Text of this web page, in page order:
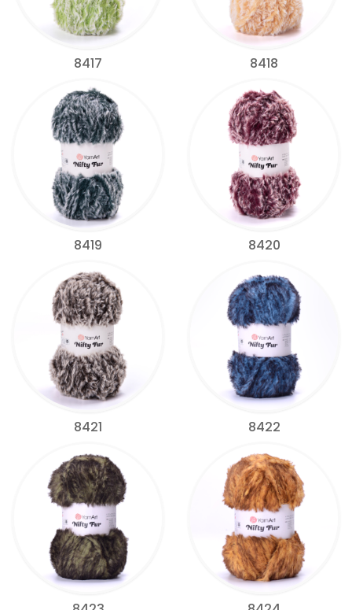
8417 8418
8419 8420
8421 8422